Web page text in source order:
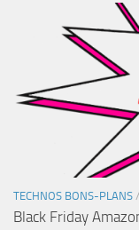
TECHNOS BONS-PLANS /
Black Friday